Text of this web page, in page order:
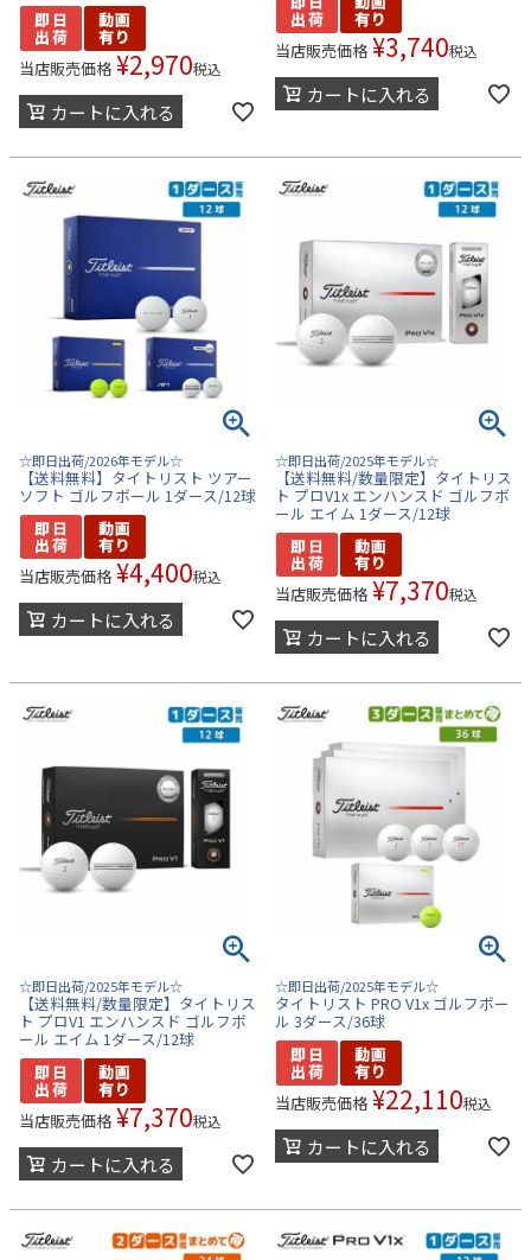
当店販売価格 ¥2,970税込
カートに入れる
当店販売価格 ¥3,740税込
カートに入れる
☆即日出荷/2026年モデル☆
【送料無料】タイトリスト ツアー
ソフト ゴルフボール 1ダース/12球
当店販売価格 ¥4,400税込
カートに入れる
☆即日出荷/2025年モデル☆
【送料無料/数量限定】タイトリス
ト プロV1x エンハンスド ゴルフボ
ール エイム 1ダース/12球
当店販売価格 ¥7,370税込
カートに入れる
☆即日出荷/2025年モデル☆
【送料無料/数量限定】タイトリス
ト プロV1 エンハンスド ゴルフボ
ール エイム 1ダース/12球
当店販売価格 ¥7,370税込
カートに入れる
☆即日出荷/2025年モデル☆
タイトリスト PRO V1x ゴルフボー
ル 3ダース/36球
当店販売価格 ¥22,110税込
カートに入れる